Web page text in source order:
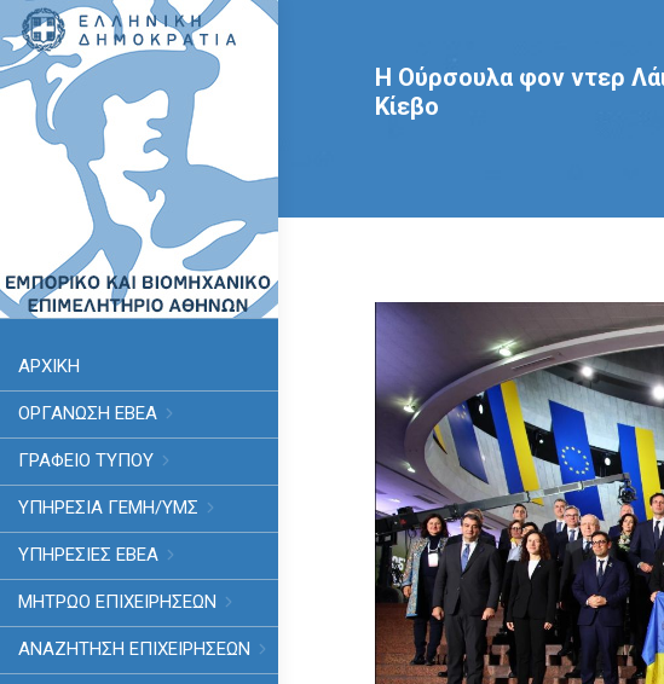
ΑΡΧΙΚΗ
ΟΡΓΑΝΩΣΗ ΕΒΕΑ
ΓΡΑΦΕΙΟ ΤΥΠΟΥ
ΥΠΗΡΕΣΊΑ ΓΕΜΗ/ΥΜΣ
ΥΠΗΡΕΣΙΕΣ ΕΒΕΑ
ΜΗΤΡΩΟ ΕΠΙΧΕΙΡΗΣΕΩΝ
ΑΝΑΖΗΤΗΣΗ ΕΠΙΧΕΙΡΗΣΕΩΝ
Η Ούρσουλα φον ντερ
Κίεβο